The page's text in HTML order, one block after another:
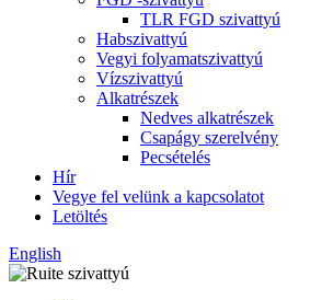
TLR FGD szivattyú
Habszivattyú
Vegyi folyamatszivattyú
Vízszivattyú
Alkatrészek
Nedves alkatrészek
Csapágy szerelvény
Pecsételés
Hír
Vegye fel velünk a kapcsolatot
Letöltés
English